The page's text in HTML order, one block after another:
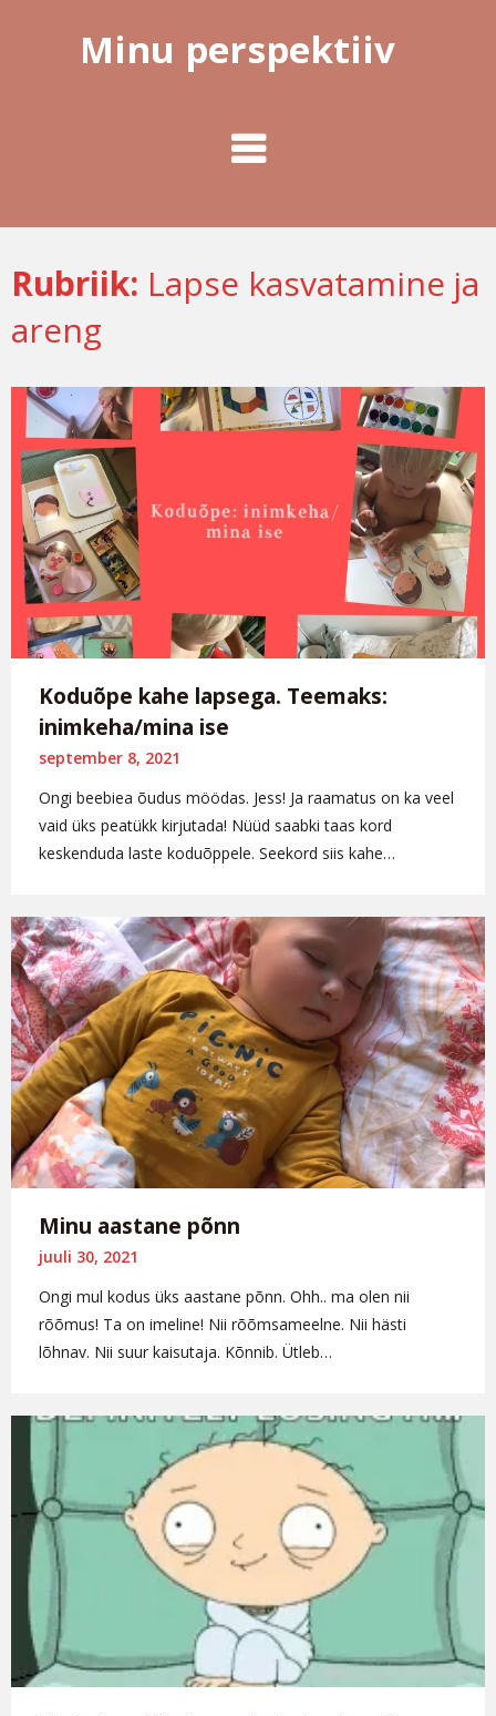
Minu perspektiiv
Rubriik: Lapse kasvatamine ja
areng
Koduõpe kahe lapsega. Teemaks:
inimkeha/mina ise
september 8, 2021
Ongi beebiea õudus möödas. Jess! Ja raamatus on ka veel
vaid üks peatükk kirjutada! Nüüd saabki taas kord
keskenduda laste koduõppele. Seekord siis kahe…
Minu aastane põnn
juuli 30, 2021
Ongi mul kodus üks aastane põnn. Ohh.. ma olen nii
rõõmus! Ta on imeline! Nii rõõmsameelne. Nii hästi
lõhnav. Nii suur kaisutaja. Kõnnib. Ütleb…